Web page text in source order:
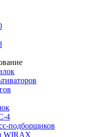
4
подборщиков
WIRAX